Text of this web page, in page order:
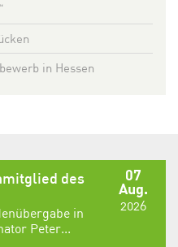
in Hessen
07
Aug.
2026
des
in
Peter...